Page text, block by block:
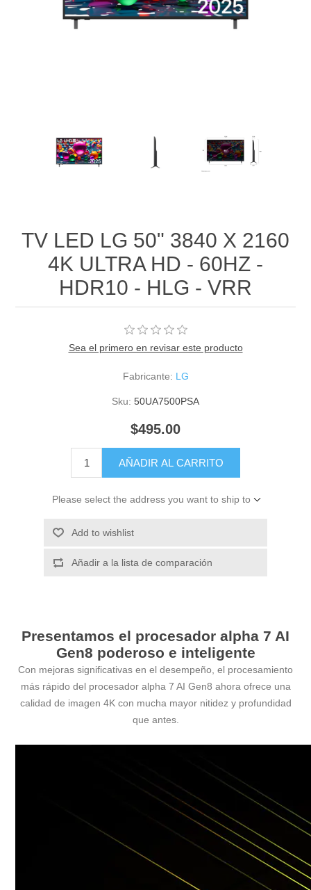
TV LED LG 50" 3840 X 2160
4K ULTRA HD - 60HZ -
HDR10 - HLG - VRR
Sea el primero en revisar este producto
Fabricante: LG
Sku: 50UA7500PSA
$495.00
AÑADIR AL CARRITO
Please select the address you want to ship to
Add to wishlist
Añadir a la lista de comparación
Presentamos el procesador alpha 7 AI
Gen8 poderoso e inteligente
Con mejoras significativas en el desempeño, el procesamiento
más rápido del procesador alpha 7 AI Gen8 ahora ofrece una
calidad de imagen 4K con mucha mayor nitidez y profundidad
que antes.